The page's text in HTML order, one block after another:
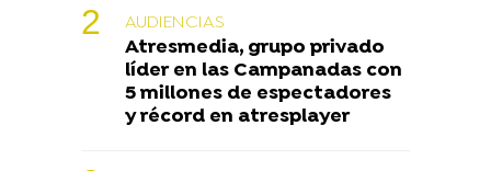
AUDIENCIAS
Atresmedia, grupo privado
líder en las Campanadas con
5 millones de espectadores
y récord en atresplayer